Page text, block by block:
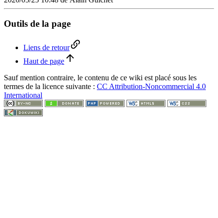
Outils de la page
Liens de retour
Haut de page
Sauf mention contraire, le contenu de ce wiki est placé sous les
termes de la licence suivante : CC Attribution-Noncommercial 4.0
International